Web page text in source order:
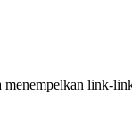
link-